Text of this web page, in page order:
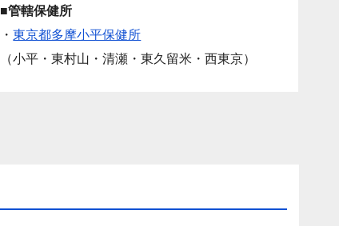
■管轄保健所
・東京都多摩小平保健所
（小平・東村山・清瀬・東久留米・西東京）